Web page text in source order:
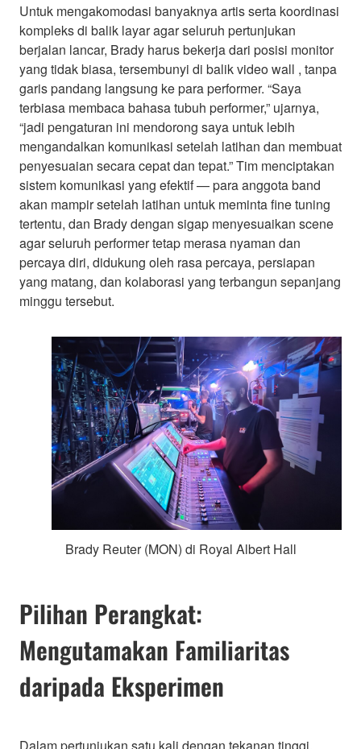
Untuk mengakomodasi banyaknya artis serta koordinasi
kompleks di balik layar agar seluruh pertunjukan
berjalan lancar, Brady harus bekerja dari posisi monitor
yang tidak biasa, tersembunyi di balik video wall , tanpa
garis pandang langsung ke para performer. “Saya
terbiasa membaca bahasa tubuh performer,” ujarnya,
“jadi pengaturan ini mendorong saya untuk lebih
mengandalkan komunikasi setelah latihan dan membuat
penyesuaian secara cepat dan tepat.” Tim menciptakan
sistem komunikasi yang efektif — para anggota band
akan mampir setelah latihan untuk meminta fine tuning
tertentu, dan Brady dengan sigap menyesuaikan scene
agar seluruh performer tetap merasa nyaman dan
percaya diri, didukung oleh rasa percaya, persiapan
yang matang, dan kolaborasi yang terbangun sepanjang
minggu tersebut.
Brady Reuter (MON) di Royal Albert Hall
Pilihan Perangkat:
Mengutamakan Familiaritas
daripada Eksperimen